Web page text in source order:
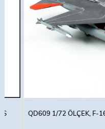
QD609 1/72 ÖLÇEK, F-